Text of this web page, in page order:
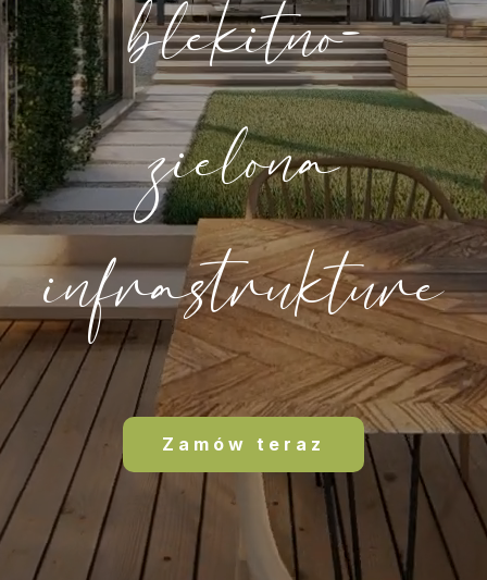
blekitno-
zielona
infrastrukture
Zamów teraz